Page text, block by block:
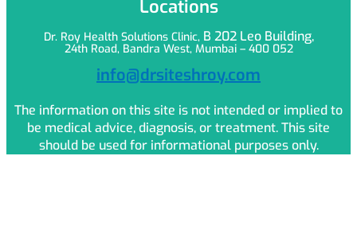
Locations
Dr. Roy Health Solutions Clinic, B 202 Leo Building,
24th Road, Bandra West, Mumbai – 400 052
info@drsiteshroy.com
The information on this site is not intended or implied to
be medical advice, diagnosis, or treatment. This site
should be used for informational purposes only.